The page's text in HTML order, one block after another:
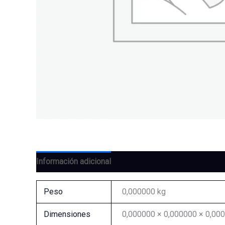
Información adicional
Peso 0,000000 kg
Dimensiones 0,000000 × 0,000000 ×